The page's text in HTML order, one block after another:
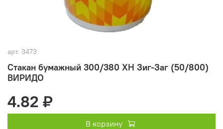
арт. 3473
Стакан бумажный 300/380 ХН Зиг-Заг (50/800)
ВИРИДО
4.82 ₽
В корзину